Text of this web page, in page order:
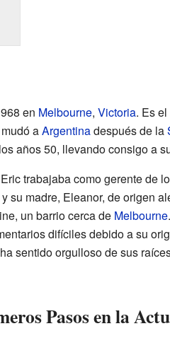
en Melbourne, Victoria. Es
aArgentinadespués de la
años 50, llevando consigo a
trabajaba como gerente de
su madre, Eleanor, de origen
un barrio cerca de Melbourne
difíciles debido a su
sentido orgulloso de sus
Pasos en la